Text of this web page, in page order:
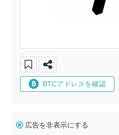
BTCアドレスを確認
広告を非表示にする